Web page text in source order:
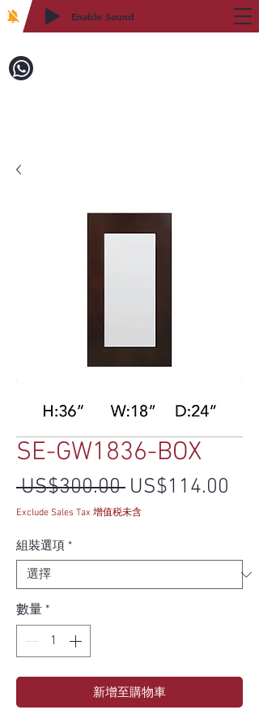
Enable Sound
SE-GW1836-BOX
US$300.00 一般價格
US$114.00
Exclude Sales Tax 增值税未含
組裝選項 *
數量 *
新增至購物車